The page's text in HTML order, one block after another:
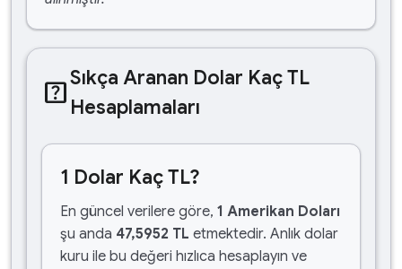
help_centerSıkça Aranan Dolar Kaç TL
Hesaplamaları
1 Dolar Kaç TL?
En güncel verilere göre, 1 Amerikan Doları
şu anda 47,5952 TL etmektedir. Anlık dolar
kuru ile bu değeri hızlıca hesaplayın ve